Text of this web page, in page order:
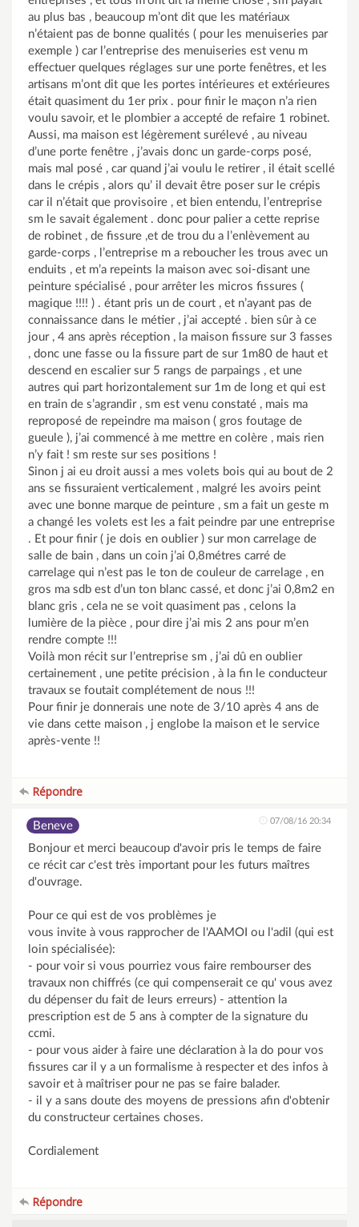
au plus bas , beaucoup m’ont dit que les matériaux
n’étaient pas de bonne qualités ( pour les menuiseries par
exemple ) car l’entreprise des menuiseries est venu m
effectuer quelques réglages sur une porte fenêtres, et les
artisans m’ont dit que les portes intérieures et extérieures
était quasiment du 1er prix . pour finir le maçon n’a rien
voulu savoir, et le plombier a accepté de refaire 1 robinet.
Aussi, ma maison est légèrement surélevé , au niveau
d’une porte fenêtre , j’avais donc un garde-corps posé,
mais mal posé , car quand j’ai voulu le retirer , il était scellé
dans le crépis , alors qu’ il devait être poser sur le crépis
car il n’était que provisoire , et bien entendu, l’entreprise
sm le savait également . donc pour palier a cette reprise
de robinet , de fissure ,et de trou du a l’enlèvement au
garde-corps , l’entreprise m a reboucher les trous avec un
enduits , et m’a repeints la maison avec soi-disant une
peinture spécialisé , pour arrêter les micros fissures (
magique !!!! ) . étant pris un de court , et n’ayant pas de
connaissance dans le métier , j’ai accepté . bien sûr à ce
jour , 4 ans après réception , la maison fissure sur 3 fasses
, donc une fasse ou la fissure part de sur 1m80 de haut et
descend en escalier sur 5 rangs de parpaings , et une
autres qui part horizontalement sur 1m de long et qui est
en train de s’agrandir , sm est venu constaté , mais ma
reproposé de repeindre ma maison ( gros foutage de
gueule ), j’ai commencé à me mettre en colère , mais rien
n’y fait ! sm reste sur ses positions !
Sinon j ai eu droit aussi a mes volets bois qui au bout de 2
ans se fissuraient verticalement , malgré les avoirs peint
avec une bonne marque de peinture , sm a fait un geste m
a changé les volets est les a fait peindre par une entreprise
. Et pour finir ( je dois en oublier ) sur mon carrelage de
salle de bain , dans un coin j’ai 0,8métres carré de
carrelage qui n’est pas le ton de couleur de carrelage , en
gros ma sdb est d’un ton blanc cassé, et donc j’ai 0,8m2 en
blanc gris , cela ne se voit quasiment pas , celons la
lumière de la pièce , pour dire j’ai mis 2 ans pour m’en
rendre compte !!!
Voilà mon récit sur l’entreprise sm , j’ai dû en oublier
certainement , une petite précision , à la fin le conducteur
travaux se foutait complétement de nous !!!
Pour finir je donnerais une note de 3/10 après 4 ans de
vie dans cette maison , j englobe la maison et le service
après-vente !!
Répondre
Beneve 07/08/16 20:34
Bonjour et merci beaucoup d'avoir pris le temps de faire
ce récit car c'est très important pour les futurs maîtres
d'ouvrage.
Pour ce qui est de vos problèmes je
vous invite à vous rapprocher de l'AAMOI ou l'adil (qui est
loin spécialisée):
- pour voir si vous pourriez vous faire rembourser des
travaux non chiffrés (ce qui compenserait ce qu' vous avez
du dépenser du fait de leurs erreurs) - attention la
prescription est de 5 ans à compter de la signature du
ccmi.
- pour vous aider à faire une déclaration à la do pour vos
fissures car il y a un formalisme à respecter et des infos à
savoir et à maîtriser pour ne pas se faire balader.
- il y a sans doute des moyens de pressions afin d'obtenir
du constructeur certaines choses.
Cordialement
Répondre